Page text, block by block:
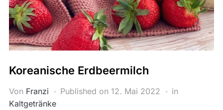
Koreanische Erdbeermilch
Von Franzi Published on 12. Mai 2022
in
Kaltgetränke